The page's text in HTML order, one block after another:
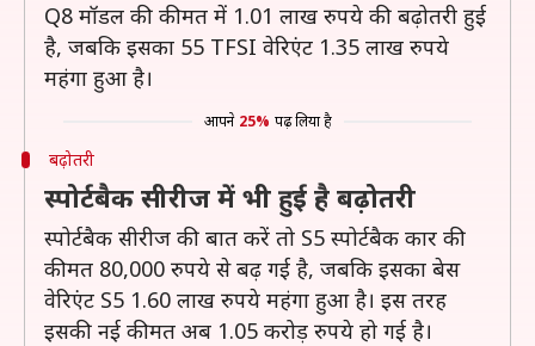
Q8 मॉडल की कीमत में 1.01 लाख रुपये की बढ़ोतरी हुई
है, जबकि इसका 55 TFSI वेरिएंट 1.35 लाख रुपये
महंगा हुआ है।
आपने 25% पढ़ लिया है
बढ़ोतरी
स्पोर्टबैक सीरीज में भी हुई है बढ़ोतरी
स्पोर्टबैक सीरीज की बात करें तो S5 स्पोर्टबैक कार की
कीमत 80,000 रुपये से बढ़ गई है, जबकि इसका बेस
वेरिएंट S5 1.60 लाख रुपये महंगा हुआ है। इस तरह
इसकी नई कीमत अब 1.05 करोड़ रुपये हो गई है।